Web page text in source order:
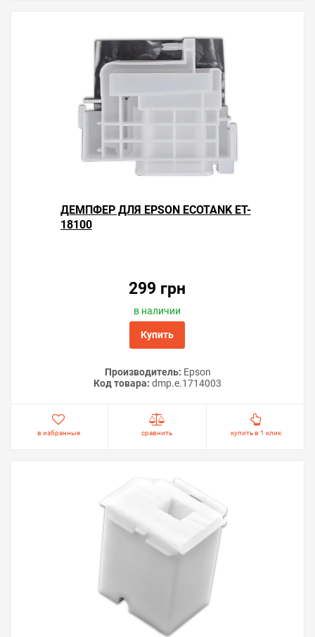
ДЕМПФЕР ДЛЯ EPSON ECOTANK ET-
18100
299 грн
в наличии
Купить
Производитель: Epson
Код товара: dmp.e.1714003
в избранные сравнить купить в 1 клик